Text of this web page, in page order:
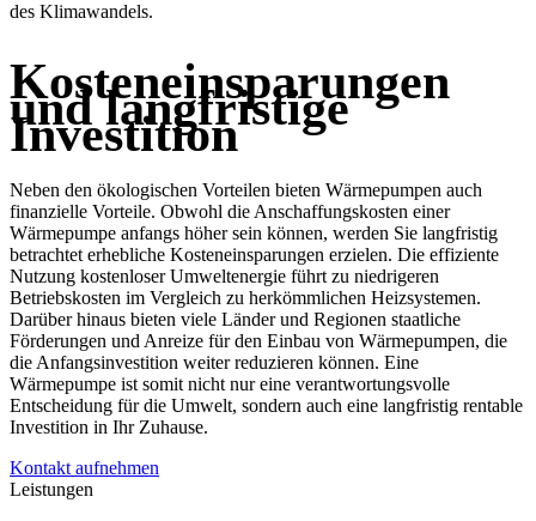
des Klimawandels.
Kosteneinsparungen
und langfristige
Investition
Neben den ökologischen Vorteilen bieten Wärmepumpen auch
finanzielle Vorteile. Obwohl die Anschaffungskosten einer
Wärmepumpe anfangs höher sein können, werden Sie langfristig
betrachtet erhebliche Kosteneinsparungen erzielen. Die effiziente
Nutzung kostenloser Umweltenergie führt zu niedrigeren
Betriebskosten im Vergleich zu herkömmlichen Heizsystemen.
Darüber hinaus bieten viele Länder und Regionen staatliche
Förderungen und Anreize für den Einbau von Wärmepumpen, die
die Anfangsinvestition weiter reduzieren können. Eine
Wärmepumpe ist somit nicht nur eine verantwortungsvolle
Entscheidung für die Umwelt, sondern auch eine langfristig rentable
Investition in Ihr Zuhause.
Kontakt aufnehmen
Leistungen